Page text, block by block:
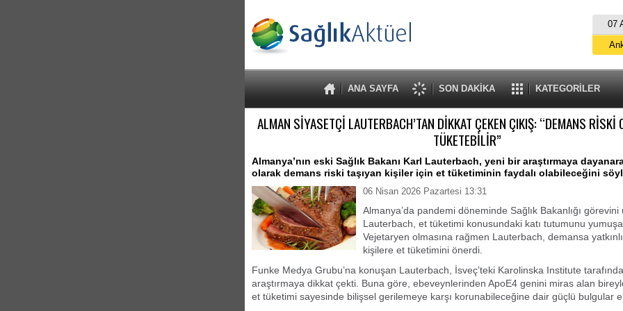
07
ANA SAYFA SON DAKİKA KATEGORİLER
ALMAN SİYASETÇİ LAUTERBACH’TAN DİKKAT ÇEKEN ÇIKIŞ: “DEMANS RİSKİ
TÜKETEBİLİR”
Almanya’nın eski Sağlık Bakanı Karl Lauterbach, yeni bir araştırmaya
olarak demans riski taşıyan kişiler için et tüketiminin faydalı olabileceğini
06 Nisan 2026 Pazartesi 13:31
Almanya’da pandemi döneminde Sağlık Bakanlığı
Lauterbach, et tüketimi konusundaki katı tutumunu
Vejetaryen olmasına rağmen Lauterbach, demansa
kişilere et tüketimini önerdi.
Funke Medya Grubu’na konuşan Lauterbach, İsveç’teki Karolinska Institute
araştırmaya dikkat çekti. Buna göre, ebeveynlerinden ApoE4 genini miras alan
et tüketimi sayesinde bilişsel gerilemeye karşı korunabileceğine dair güçlü bulgular